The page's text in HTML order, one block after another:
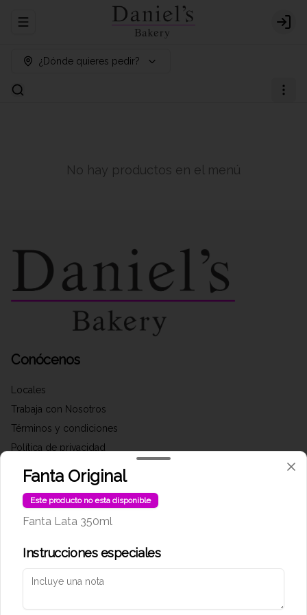
Abrir menu de navegación
¿Dónde quieres pedir?
No hay productos en el menú
Conócenos
Locales
Trabaja con Nosotros
Términos y condiciones
Política de privacidad
Redes sociales
Instagram
Facebook
Mi cuenta
Iniciar sesión
Fanta Original
Este producto no esta disponible
Fanta Lata 350ml
Instrucciones especiales